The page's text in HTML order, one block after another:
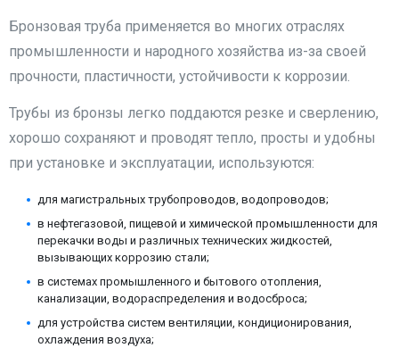
Бронзовая труба применяется во многих отраслях
промышленности и народного хозяйства из-за своей
прочности, пластичности, устойчивости к коррозии.
Трубы из бронзы легко поддаются резке и сверлению,
хорошо сохраняют и проводят тепло, просты и удобны
при установке и эксплуатации, используются:
для магистральных трубопроводов, водопроводов;
в нефтегазовой, пищевой и химической промышленности для
перекачки воды и различных технических жидкостей,
вызывающих коррозию стали;
в системах промышленного и бытового отопления,
канализации, водораспределения и водосброса;
для устройства систем вентиляции, кондиционирования,
охлаждения воздуха;